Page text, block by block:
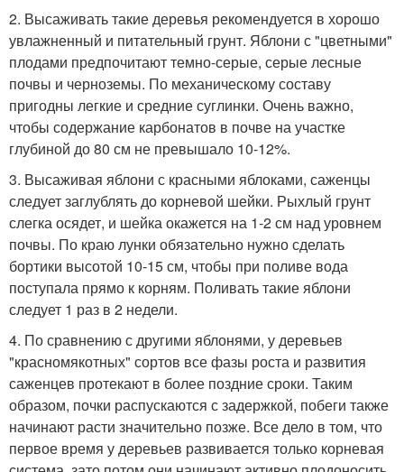
2. Высаживать такие деревья рекомендуется в хорошо
увлажненный и питательный грунт. Яблони с "цветными"
плодами предпочитают темно-серые, серые лесные
почвы и черноземы. По механическому составу
пригодны легкие и средние суглинки. Очень важно,
чтобы содержание карбонатов в почве на участке
глубиной до 80 см не превышало 10-12%.
3. Высаживая яблони с красными яблоками, саженцы
следует заглублять до корневой шейки. Рыхлый грунт
слегка осядет, и шейка окажется на 1-2 см над уровнем
почвы. По краю лунки обязательно нужно сделать
бортики высотой 10-15 см, чтобы при поливе вода
поступала прямо к корням. Поливать такие яблони
следует 1 раз в 2 недели.
4. По сравнению с другими яблонями, у деревьев
"красномякотных" сортов все фазы роста и развития
саженцев протекают в более поздние сроки. Таким
образом, почки распускаются с задержкой, побеги также
начинают расти значительно позже. Все дело в том, что
первое время у деревьев развивается только корневая